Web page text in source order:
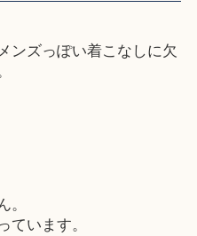
ンズっぽい着こなしに欠
。
います。